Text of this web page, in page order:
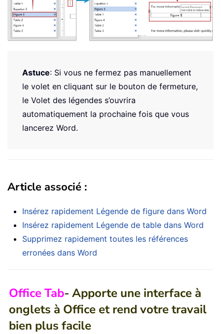
Astuce: Si vous ne fermez pas manuellement
le volet en cliquant sur le bouton de fermeture,
le Volet des légendes s’ouvrira
automatiquement la prochaine fois que vous
lancerez Word.
Article associé :
Insérez rapidement Légende de figure dans Word
Insérez rapidement Légende de table dans Word
Supprimez rapidement toutes les références
erronées dans Word
Office Tab- Apporte une interface à
onglets à Office et rend votre travail
bien plus facile